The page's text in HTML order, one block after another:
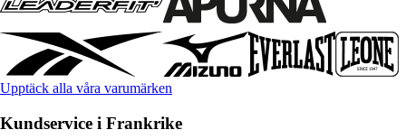
Upptäck alla våra varumärken
Kundservice i Frankrike